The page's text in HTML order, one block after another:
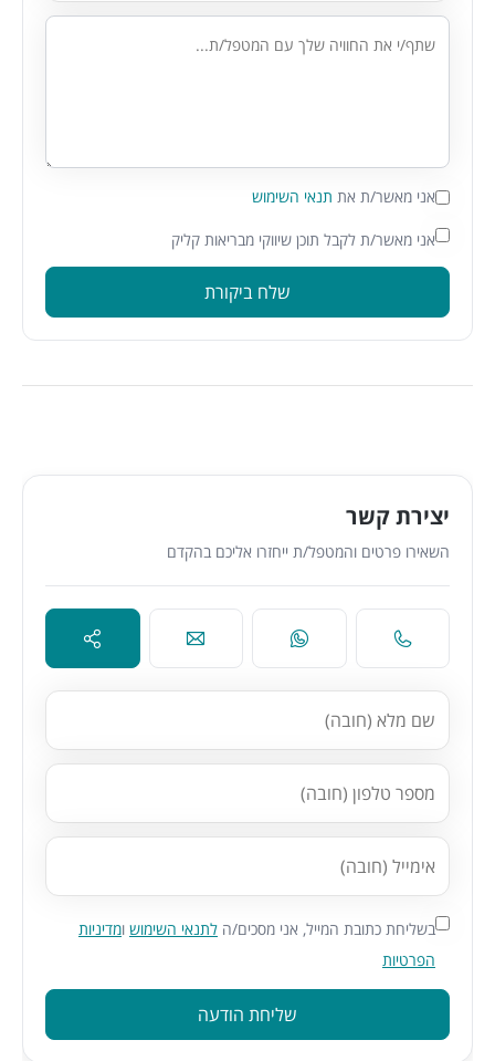
אני מאשר/ת את תנאי השימוש
אני מאשר/ת לקבל תוכן שיווקי מבריאות קליק
שלח ביקורת
יצירת קשר
השאירו פרטים והמטפל/ת ייחזרו אליכם בהקדם
בשליחת כתובת המייל, אני מסכים/ה לתנאי השימוש ומדיניות
הפרטיות
שליחת הודעה